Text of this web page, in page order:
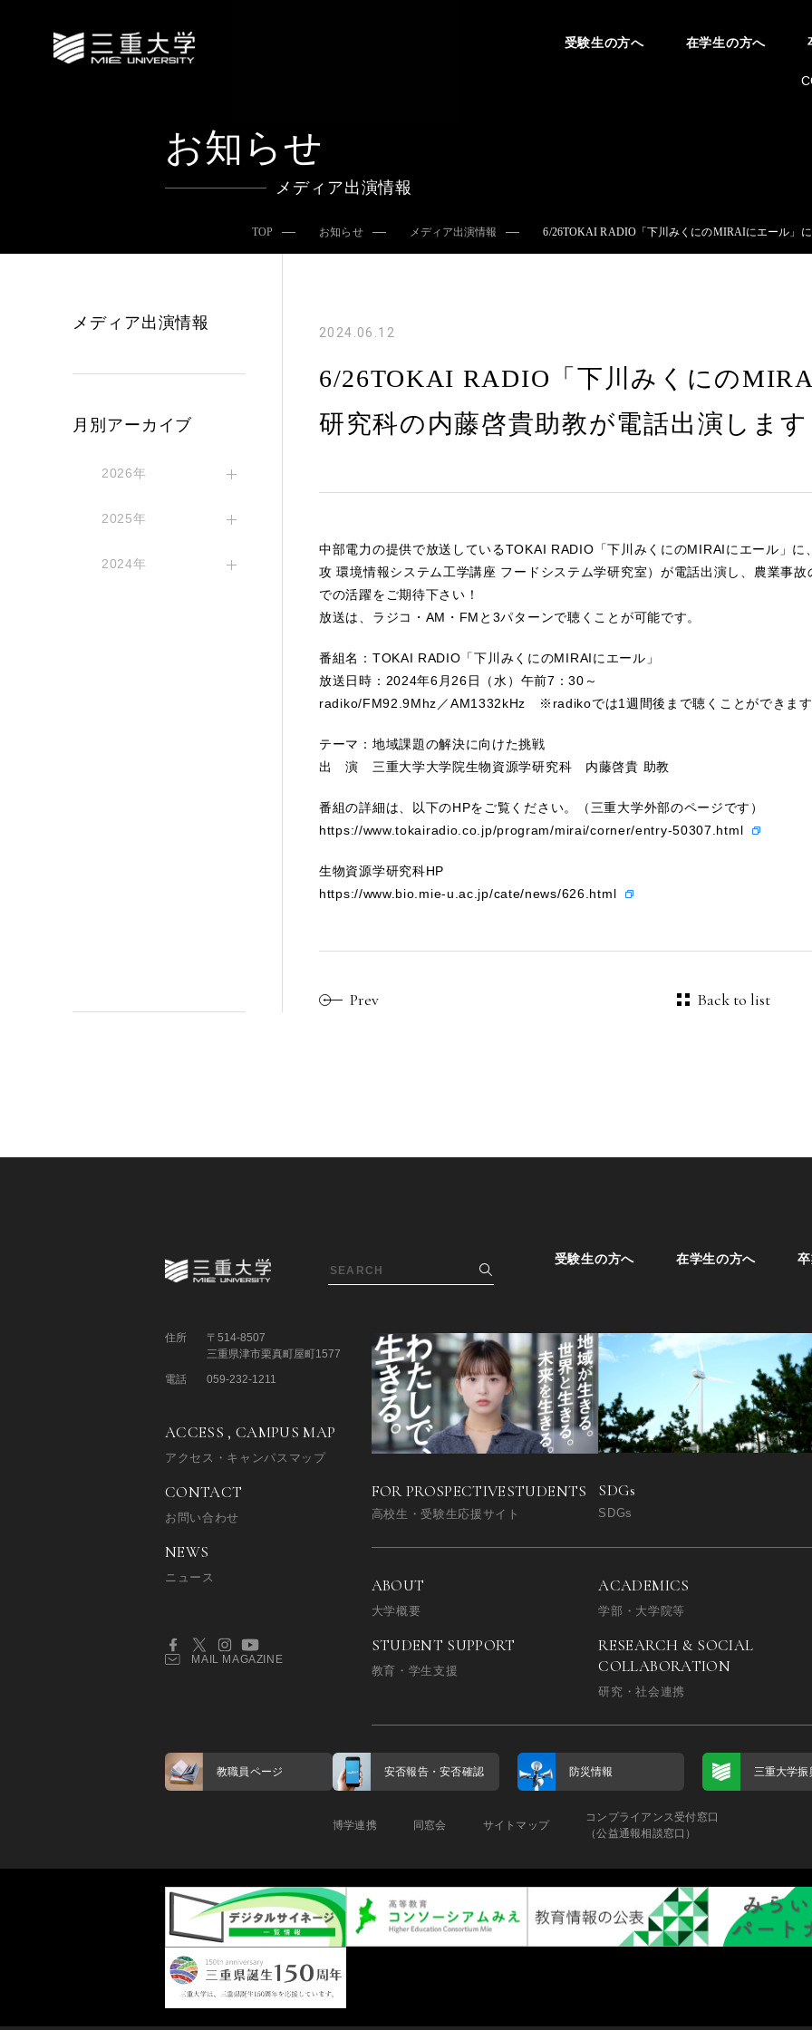
受験生の方へ 在学生の方へ
お知らせ
メディア出演情報
TOP お知らせ メディア出演情報 6/26TOKAI RADIO「下川みくにのMIRAIにエール」
2024.06.12
6/26TOKAI RADIO「下川みくにの
研究科の内藤啓貴助教が電話出演しま
中部電力の提供で放送しているTOKAI RADIO「下川みくにのMIRAIにエール」
攻 環境情報システム工学講座 フードシステム学研究室）が電話出演し、農業事
での活躍をご期待下さい！
放送は、ラジコ・AM・FMと3パターンで聴くことが可能です。
番組名：TOKAI RADIO「下川みくにのMIRAIにエール」
放送日時：2024年6月26日（水）午前7：30～
radiko/FM92.9Mhz／AM1332kHz ※radikoでは1週間後まで聴くことができます
テーマ：地域課題の解決に向けた挑戦
出 演 三重大学大学院生物資源学研究科 内藤啓貴 助教
番組の詳細は、以下のHPをご覧ください。（三重大学外部のページです）
https://www.tokairadio.co.jp/program/mirai/corner/entry-50307.html
生物資源学研究科HP
https://www.bio.mie-u.ac.jp/cate/news/626.html
Prev Back to list
メディア出演情報
月別アーカイブ
2026年
2025年
2024年
受験生の方へ 在学生の方へ
FOR PROSPECTIVESTUDENTS
高校生・受験生応援サイト
SDGs
SDGs
ABOUT
大学概要
ACADEMICS
学部・大学院等
STUDENT SUPPORT
教育・学生支援
RESEARCH & SOCIAL
COLLABORATION
研究・社会連携
住所
〒514-8507
三重県津市栗真町屋町1577
電話
059-232-1211
ACCESS , CAMPUS MAP
アクセス・キャンパスマップ
CONTACT
お問い合わせ
NEWS
ニュース
MAIL MAGAZINE
教職員ページ 安否報告・安否確認 防災情報 三重大学振
博学連携 同窓会 サイトマップ
コンプライアンス受付窓口
（公益通報相談窓口）